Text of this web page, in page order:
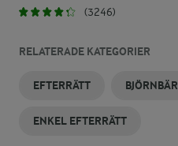
(3246)
RELATERADE KATEGORIER
EFTERRÄTT BJÖRNBÄR
ENKEL EFTERRÄTT